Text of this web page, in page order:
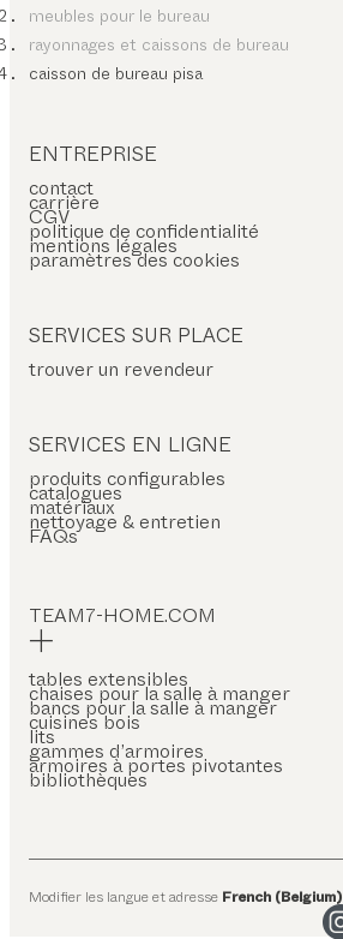
meubles pour le bureau
rayonnages et caissons de bureau
caisson de bureau pisa
ENTREPRISE
contact
carrière
CGV
politique de confidentialité
mentions légales
paramètres des cookies
SERVICES SUR PLACE
trouver un revendeur
SERVICES EN LIGNE
produits configurables
catalogues
matériaux
nettoyage & entretien
FAQs
TEAM7-HOME.COM
tables extensibles
chaises pour la salle à manger
bancs pour la salle à manger
cuisines bois
lits
gammes d’armoires
armoires à portes pivotantes
bibliothèques
Modifier les langue et adresse French (Belgium)